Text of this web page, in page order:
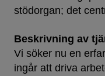
stödorgan; det
Beskrivning av
Vi söker nu en
ingår att driva